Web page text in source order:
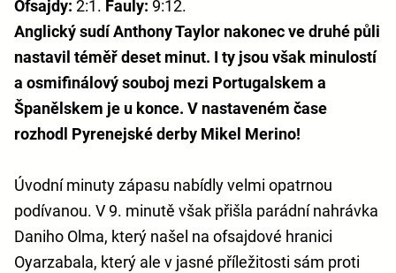
Ofsajdy: 2:1. Fauly: 9:12.
Anglický sudí Anthony Taylor nakonec ve druhé půli
nastavil téměř deset minut. I ty jsou však minulostí
a osmifinálový souboj mezi Portugalskem a
Španělskem je u konce. V nastaveném čase
rozhodl Pyrenejské derby Mikel Merino!
Úvodní minuty zápasu nabídly velmi opatrnou
podívanou. V 9. minutě však přišla parádní nahrávka
Daniho Olma, který našel na ofsajdové hranici
Oyarzabala, který ale v jasné příležitosti sám proti